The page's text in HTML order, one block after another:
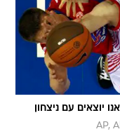
יוצאים עם ניצחון
AP,